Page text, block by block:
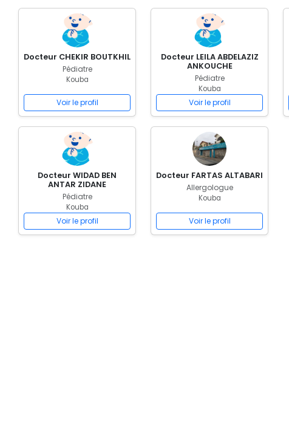
Docteur CHEKIR BOUTKHIL
Pédiatre
Kouba
Voir le profil
Docteur LEILA ABDELAZIZ
ANKOUCHE
Pédiatre
Kouba
Voir le profil
Docteur WIDAD BEN
ANTAR ZIDANE
Pédiatre
Kouba
Voir le profil
Docteur FARTAS ALTABARI
Allergologue
Kouba
Voir le profil